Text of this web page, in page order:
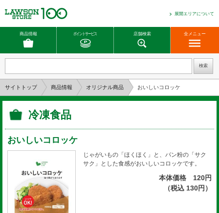
展開エリアについて
商品情報 ポイントサービス 店舗検索 全メニュー
サイトトップ 商品情報 オリジナル商品 おいしいコロッケ
冷凍食品
おいしいコロッケ
じゃがいもの「ほくほく」と、パン粉の「サク
サク」とした食感がおいしいコロッケです。
本体価格 120円
（税込 130円）